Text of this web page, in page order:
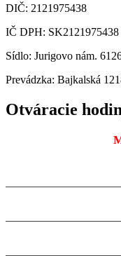
DIČ: 2121975438
IČ DPH: SK2121975438
Sídlo: Jurigovo nám.
Prevádzka: Bajkalská
Otváracie